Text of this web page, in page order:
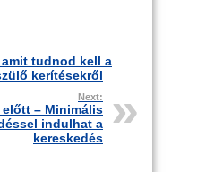
tudnod kell a
kerítésekről
Next:
– Minimális
indulhat a
kereskedés